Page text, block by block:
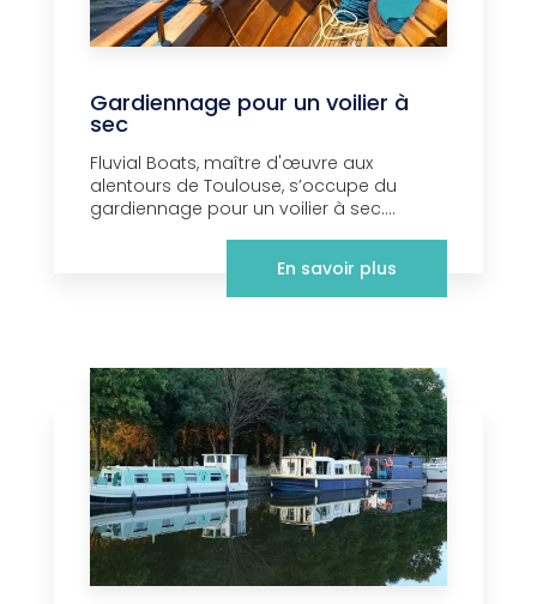
Gardiennage pour un voilier à
sec
Fluvial Boats, maître d'œuvre aux
alentours de Toulouse, s’occupe du
gardiennage pour un voilier à sec....
En savoir plus